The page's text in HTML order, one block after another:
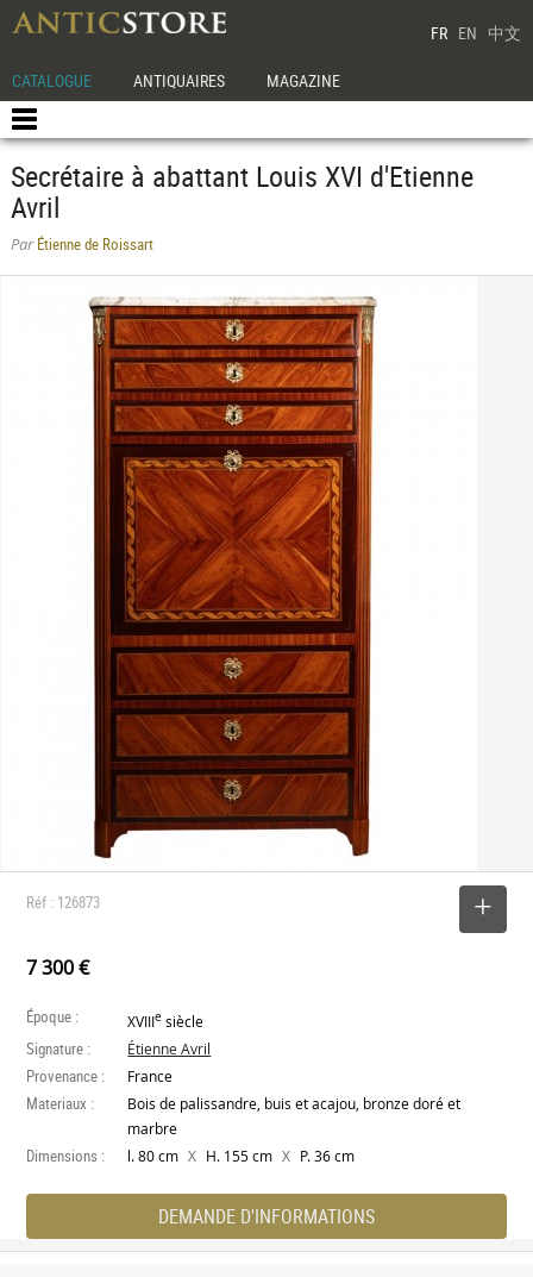
FR EN 中文
CATALOGUE ANTIQUAIRES MAGAZINE
Secrétaire à abattant Louis XVI d'Etienne
Avril
ParÉtienne de Roissart
Réf : 126873
7 300 €
Époque : XVIIIe siècle
Signature : Étienne Avril
Provenance : France
Materiaux :
Bois de palissandre, buis et acajou, bronze doré et
marbre
Dimensions : l. 80 cm X H. 155 cm X P. 36 cm
DEMANDE D'INFORMATIONS